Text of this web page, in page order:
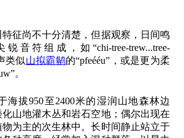
特征尚不十分清楚，但据观察，日间鸣
音符组成，如“chi-tree-trew...tree-
类似山拟霸鹟的“pfeééu”，或是更为柔
。
海拔950至2400米的湿润山地森林边
山地灌木丛和岩石空地；偶尔出现在
物为主的次生林中。长时间静止站立于